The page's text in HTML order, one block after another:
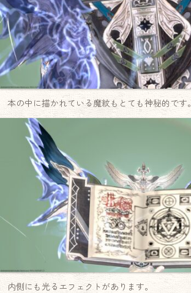
本の中に描かれている魔紋もとても神秘的です。
内側にも光るエフェクトがあります。